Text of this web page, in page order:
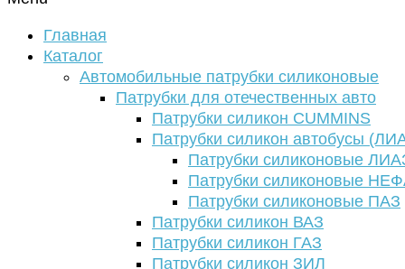
Главная
Каталог
Автомобильные патрубки силиконовые
Патрубки для отечественных авто
Патрубки силикон CUMMINS
Патрубки силикон автобусы
Патрубки силиконовые
Патрубки силиконовые
Патрубки силиконовые ПАЗ
Патрубки силикон ВАЗ
Патрубки силикон ГАЗ
Патрубки силикон ЗИЛ